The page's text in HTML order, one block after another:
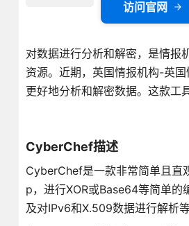
访问官网
对数据进行分析和解密，是情报
资源。近期，英国情报机构-英
更好地分析和解密数据。这款工
CyberChef描述
CyberChef是一款非常简单且直
p，进行XOR或Base64等简单
及对IPv6和X.509数据进行解析等